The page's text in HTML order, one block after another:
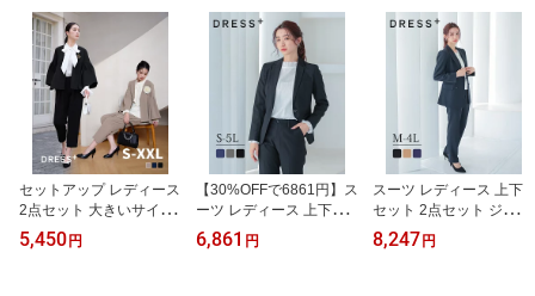
入園式 卒園式 母 ママス
ーツ
卒業式 入学式 入園式 フ
ォーマル
セットアップ レディース
2点セット 大きいサイズ
コート ジャケット ノー
カラー Vネック クロップ
5,450円
【30%OFFで6861円】ス
ーツ レディース 上下セ
ット 2点セット ジャケッ
ト パンツ 面接 就職活動
6,861 円
スーツ レディース 上下
セット 2点セット ジャケ
ット パンツ 面接 就職活
動 フォーマル オフィス
8,247円